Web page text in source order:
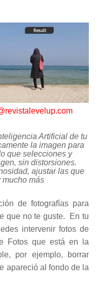
Artificial de tu
la imagen para
que selecciones y
sin distorsiones.
ajustar las que
mucho más
de fotografías para
que no te guste. En tu
intervenir fotos de
Fotos que está en la
por ejemplo, borrar
apareció al fondo de la